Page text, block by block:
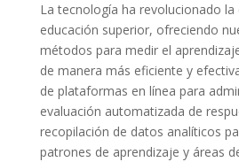
La tecnología ha revolucionado la
educación superior, ofreciendo
métodos para medir el
de manera más eficiente y
de plataformas en línea para
evaluación automatizada de
recopilación de datos analíticos
patrones de aprendizaje y áreas